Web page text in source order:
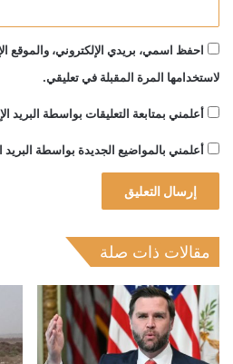
احفظ اسمي، بريدي الإلكتروني، والموقع
لاستخدامها المرة المقبلة في تعليقي.
أعلمني بمتابعة التعليقات بواسطة البريد
أعلمني بالمواضيع الجديدة بواسطة البريد
مقالات ذات صلة